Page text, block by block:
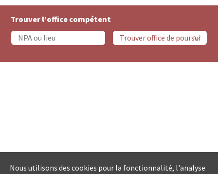
Trouver l’office compétent
Nous utilisons des cookies pour la fonctionnalité, l'analyse